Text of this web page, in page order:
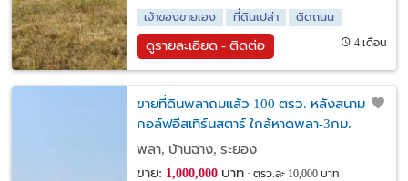
เจ้าของขายเอง
ที่ดินเปล่า ติดถนน
ดูรายละเอียด - ติดต่อ 4 เดือน
ขายที่ดินพลาถมแล้ว 100 ตรว. หลังสนาม
กอล์ฟอีสเทิร์นสตาร์ ใกล้หาดพลา-3กม.
อ.บ้านฉาง ระยอง
พลา, บ้านฉาง, ระยอง
ขาย: 1,000,000บาท ตรว.ละ 10,000 บาท